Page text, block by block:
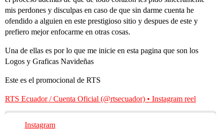
mis perdones y disculpas en caso de que sin darme cuenta he
ofendido a alguien en este prestigioso sitio y despues de este y
prefiero mejor enfocarme en otras cosas.
Una de ellas es por lo que me inicie en esta pagina que son los
Logos y Graficas Navideñas
Este es el promocional de RTS
RTS Ecuador / Cuenta Oficial (@rtsecuador) • Instagram reel
Instagram